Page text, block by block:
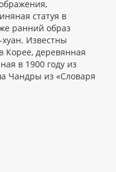
статуя в
ранний образ
Известны
Корее, деревянная
в 1900 году из
Чандры из «Словаря